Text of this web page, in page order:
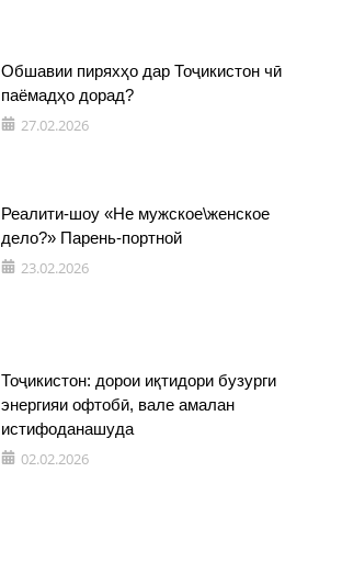
Обшавии пиряхҳо дар Тоҷикистон чӣ
паёмадҳо дорад?
27.02.2026
Реалити-шоу «Не мужское\женское
дело?» Парень-портной
23.02.2026
Тоҷикистон: дорои иқтидори бузурги
энергияи офтобӣ, вале амалан
истифоданашуда
02.02.2026